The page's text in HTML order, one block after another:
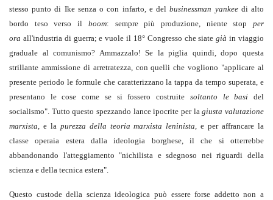
stesso punto di Ike senza o con infarto, e delbusinessman yankeedi alto
bordo teso verso il boom: sempre più produzione, niente stopper
ora all'industria di guerra; e vuole il 18° Congresso che siategià in viaggio
graduale al comunismo? Ammazzalo! Se la piglia quindi, dopo questa
strillante ammissione di arretratezza, con quelli che vogliono "applicare al
presente periodo le formule che caratterizzano la tappa da tempo superata, e
presentano le cose come se si fossero costruite soltanto le basi del
socialismo". Tutto questo spezzando lance ipocrite per lagiusta valutazione
marxista, e la purezza della teoria marxista leninista, e per affrancare la
classe operaia estera dalla ideologia borghese, il che si otterrebbe
abbandonando l'atteggiamento "nichilista e sdegnoso nei riguardi della
scienza e della tecnica estera".
Questo custode della scienza ideologica può essere forse addetto non a